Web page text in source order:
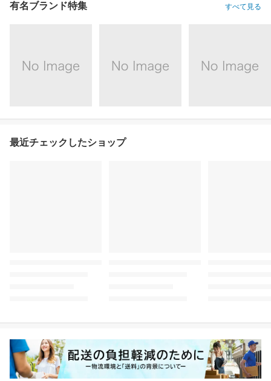
有名ブランド特集 すべて見る
最近チェックしたショップ